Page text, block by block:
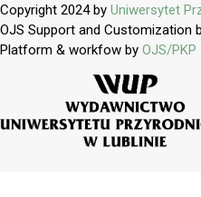
Copyright 2024 by Uniwersytet
OJS Support and Customization
Platform & workfow by OJS/PKP